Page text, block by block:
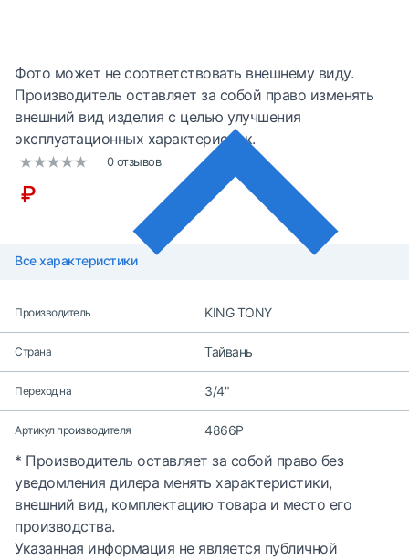
Фото может не соответствовать внешнему виду.
Производитель оставляет за собой право изменять
внешний вид изделия с целью улучшения
эксплуатационных характеристик.
0 отзывов
₽
Все характеристики
Производитель KING TONY
Страна Тайвань
Переход на 3/4"
Артикул производителя 4866P
* Производитель оставляет за собой право без
уведомления дилера менять характеристики,
внешний вид, комплектацию товара и место его
производства.
Указанная информация не является публичной